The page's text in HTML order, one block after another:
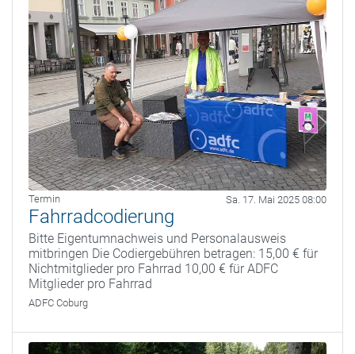
Termin Sa. 17. Mai 2025 08:00
Fahrradcodierung
Bitte Eigentumnachweis und Personalausweis
mitbringen Die Codiergebühren betragen: 15,00 € für
Nichtmitglieder pro Fahrrad 10,00 € für ADFC
Mitglieder pro Fahrrad
ADFC Coburg